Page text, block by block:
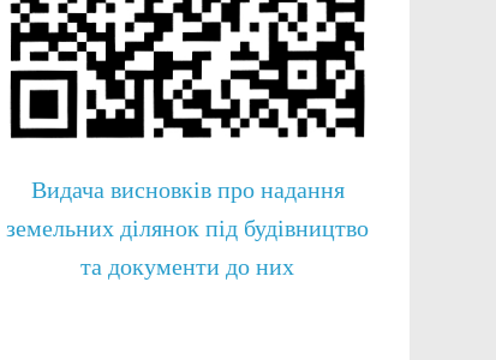
Видача висновків про надання
земельних ділянок під будівництво
та документи до них